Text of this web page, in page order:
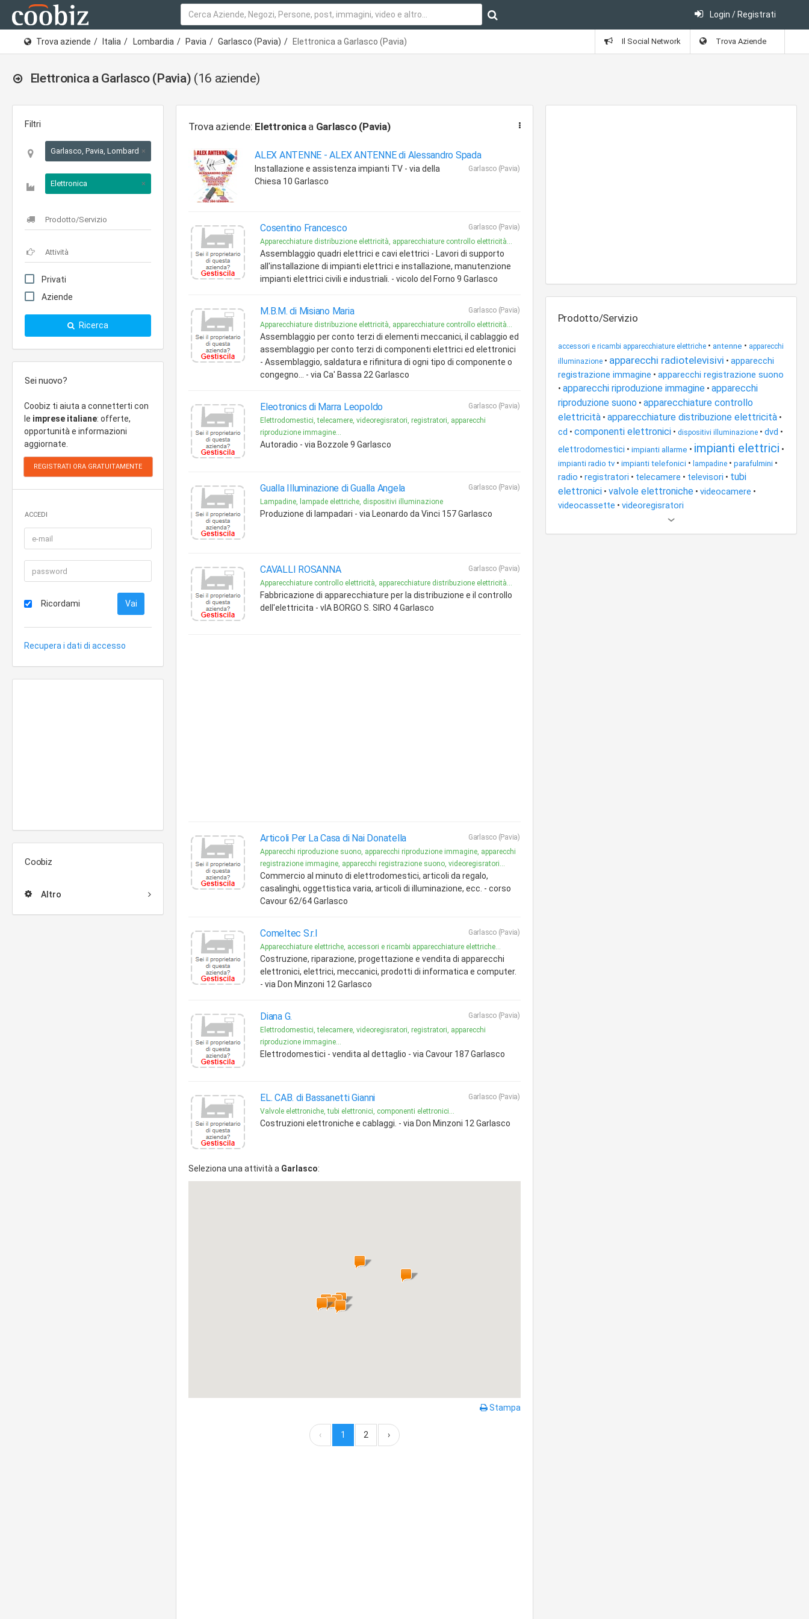
Login / Registrati
Trova aziende Italia Lombardia Pavia Garlasco (Pavia) Elettronica a Garlasco (Pavia) Il Social Network Trova Aziende
Elettronica a Garlasco (Pavia) (16 aziende)
Filtri
Garlasco, Pavia, Lombardia
×
Elettronica ×
Privati
Aziende
Ricerca
Sei nuovo?
Coobiz ti aiuta a connetterti con
le imprese italiane: offerte,
opportunità e informazioni
aggiornate.
ACCEDI
Ricordami
Recupera i dati di accesso
Coobiz
Altro
Trova aziende: Elettronica a Garlasco (Pavia)
ALEX ANTENNE -ALEX ANTENNE di Alessandro Spada
Garlasco (Pavia)
Installazione e assistenza impianti TV - via della
Chiesa 10 Garlasco
Cosentino Francesco
Garlasco (Pavia)
Apparecchiature distribuzione elettricità, apparecchiature controllo elettricità...
Assemblaggio quadri elettrici e cavi elettrici - Lavori di supporto
all'installazione di impianti elettrici e installazione, manutenzione
impianti elettrici civili e industriali. - vicolo del Forno 9 Garlasco
M.B.M. di Misiano Maria
Garlasco (Pavia)
Apparecchiature distribuzione elettricità, apparecchiature controllo elettricità...
Assemblaggio per conto terzi di elementi meccanici, il cablaggio ed
assemblaggio per conto terzi di componenti elettrici ed elettronici
- Assemblaggio, saldatura e rifinitura di ogni tipo di componente o
congegno... - via Ca' Bassa 22 Garlasco
Eleotronics di Marra Leopoldo
Garlasco (Pavia)
Elettrodomestici, telecamere, videoregisratori, registratori, apparecchi
riproduzione immagine...
Autoradio - via Bozzole 9 Garlasco
Gualla Illuminazione di Gualla Angela
Garlasco (Pavia)
Lampadine, lampade elettriche, dispositivi illuminazione
Produzione di lampadari - via Leonardo da Vinci 157 Garlasco
CAVALLI ROSANNA
Garlasco (Pavia)
Apparecchiature controllo elettricità, apparecchiature distribuzione elettricità...
Fabbricazione di apparecchiature per la distribuzione e il controllo
dell'elettricita - vIA BORGO S. SIRO 4 Garlasco
Articoli Per La Casa di Nai Donatella
Garlasco (Pavia)
Apparecchi riproduzione suono, apparecchi riproduzione immagine, apparecchi
registrazione immagine, apparecchi registrazione suono, videoregisratori...
Commercio al minuto di elettrodomestici, articoli da regalo,
casalinghi, oggettistica varia, articoli di illuminazione, ecc. - corso
Cavour 62/64 Garlasco
Comeltec S.r.l
Garlasco (Pavia)
Apparecchiature elettriche, accessori e ricambi apparecchiature elettriche...
Costruzione, riparazione, progettazione e vendita di apparecchi
elettronici, elettrici, meccanici, prodotti di informatica e computer.
- via Don Minzoni 12 Garlasco
Diana G.
Garlasco (Pavia)
Elettrodomestici, telecamere, videoregisratori, registratori, apparecchi
riproduzione immagine...
Elettrodomestici - vendita al dettaglio - via Cavour 187 Garlasco
EL. CAB. di Bassanetti Gianni
Garlasco (Pavia)
Valvole elettroniche, tubi elettronici, componenti elettronici...
Costruzioni elettroniche e cablaggi. - via Don Minzoni 12 Garlasco
Seleziona una attività a Garlasco:
Stampa
‹ 1 2 ›
Prodotto/Servizio
accessori e ricambi apparecchiature elettriche • antenne • apparecchi
illuminazione • apparecchi radiotelevisivi • apparecchi
registrazione immagine • apparecchi registrazione suono
• apparecchi riproduzione immagine • apparecchi
riproduzione suono • apparecchiature controllo
elettricità • apparecchiature distribuzione elettricità •
cd • componenti elettronici • dispositivi illuminazione • dvd •
elettrodomestici • impianti allarme • impianti elettrici •
impianti radio tv • impianti telefonici • lampadine • parafulmini •
radio • registratori • telecamere • televisori • tubi
elettronici • valvole elettroniche • videocamere •
videocassette • videoregisratori